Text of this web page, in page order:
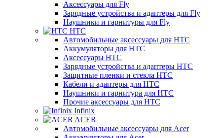
Аксессуары для Fly
Зарядные устройства и адаптеры для Fly
Наушники и гарнитуры для Fly
HTC
Автомобильные аксессуары для HTC
Аккумуляторы для HTC
Аксессуары HTC
Зарядные устройства и адаптеры HTC
Защитные пленки и стекла HTC
Кабели и адаптеры для HTC
Наушники и гарнитура для HTC
Прочие аксессуары для HTC
Infinix
ACER
Автомобильные аксессуары для Acer